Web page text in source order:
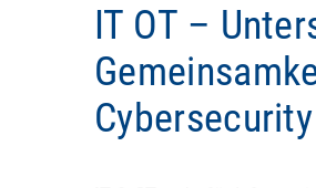
IT OT –
Cybersecurity